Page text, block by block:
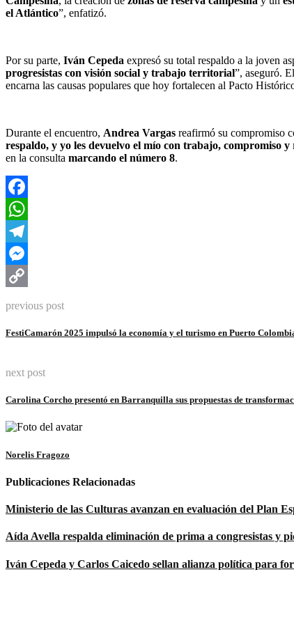
el Atlántico”, enfatizó.
Por su parte, Iván Cepeda expresó su total respaldo a la joven
progresistas con visión social y trabajo territorial”, aseguró.
encarna las causas populares que hoy fortalecen al Pacto
Durante el encuentro, Andrea Vargas reafirmó su compromiso
respaldo, y yo les devuelvo el mío con trabajo, compromiso
en la consulta marcando el número 8.
Facebook
WhatsApp
Telegram
Messenger
previous post
FestiCamarón 2025 impulsó la economía y el turismo en Puerto
next post
Carolina Corcho presentó en Barranquilla sus propuestas de
Norelis Fragozo
Publicaciones Relacionadas
Ministerio de las Culturas avanzan en evaluación del Plan
Aída Avella respalda eliminación de prima a congresistas y
Iván Cepeda y Carlos Caicedo sellan alianza política para